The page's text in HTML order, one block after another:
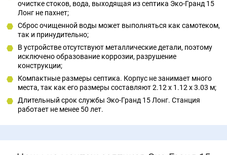
очистке стоков, вода, выходящая из септика Эко-Гранд 15
Лонг не пахнет;
Сброс очищенной воды может выполняться как самотеком,
так и принудительно;
В устройстве отсутствуют металлические детали, поэтому
исключено образование коррозии, разрушение
конструкции;
Компактные размеры септика. Корпус не занимает много
места, так как его размеры составляют 2.12 x 1.12 x 3.03 м;
Длительный срок службы Эко-Гранд 15 Лонг. Станция
работает не менее 50 лет.